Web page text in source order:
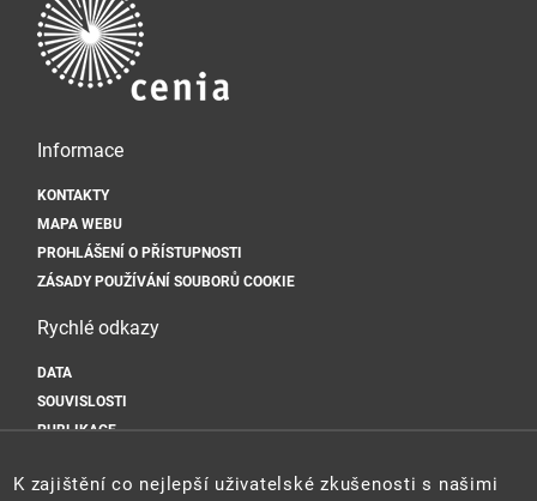
Informace
KONTAKTY
MAPA WEBU
PROHLÁŠENÍ O PŘÍSTUPNOSTI
ZÁSADY POUŽÍVÁNÍ SOUBORŮ COOKIE
Rychlé odkazy
DATA
SOUVISLOSTI
PUBLIKACE
Sociální sítě
K zajištění co nejlepší uživatelské zkušenosti s našimi